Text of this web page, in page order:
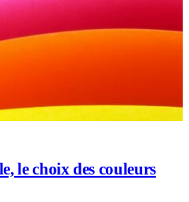
le choix des couleurs